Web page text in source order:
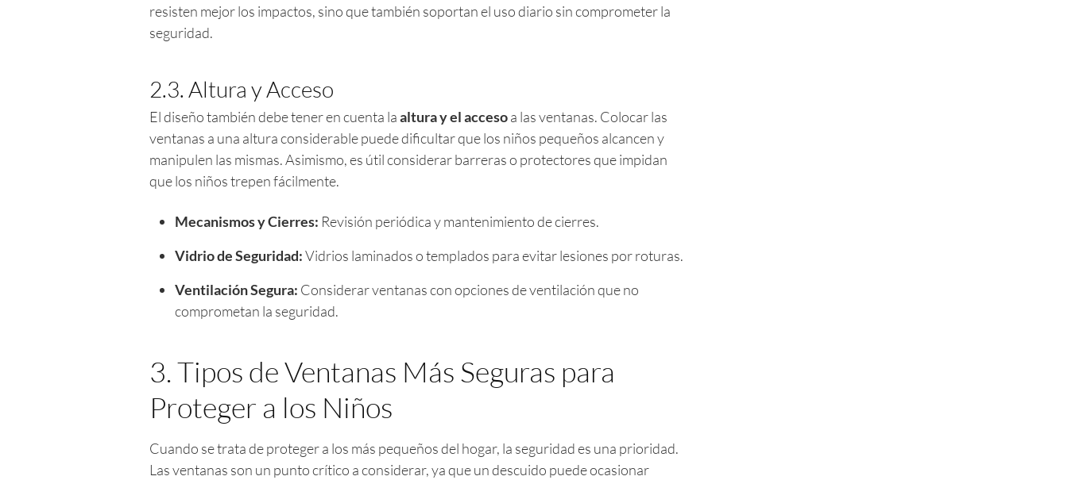
resisten mejor los impactos, sino que también soportan el uso diario sin comprometer la
seguridad.
2.3. Altura y Acceso
El diseño también debe tener en cuenta laaltura y el accesoa las ventanas. Colocar las
ventanas a una altura considerable puede dificultar que los niños pequeños alcancen y
manipulen las mismas. Asimismo, es útil considerar barreras o protectores que impidan
que los niños trepen fácilmente.
Mecanismos y Cierres: Revisión periódica y mantenimiento de cierres.
Vidrio de Seguridad:Vidrios laminados o templados para evitar lesiones por roturas.
Ventilación Segura: Considerar ventanas con opciones de ventilación que no
comprometan la seguridad.
3. Tipos de Ventanas Más Seguras para
Proteger a los Niños
Cuando se trata de proteger a los más pequeños del hogar, la seguridad es una prioridad.
Las ventanas son un punto crítico a considerar, ya que un descuido puede ocasionar